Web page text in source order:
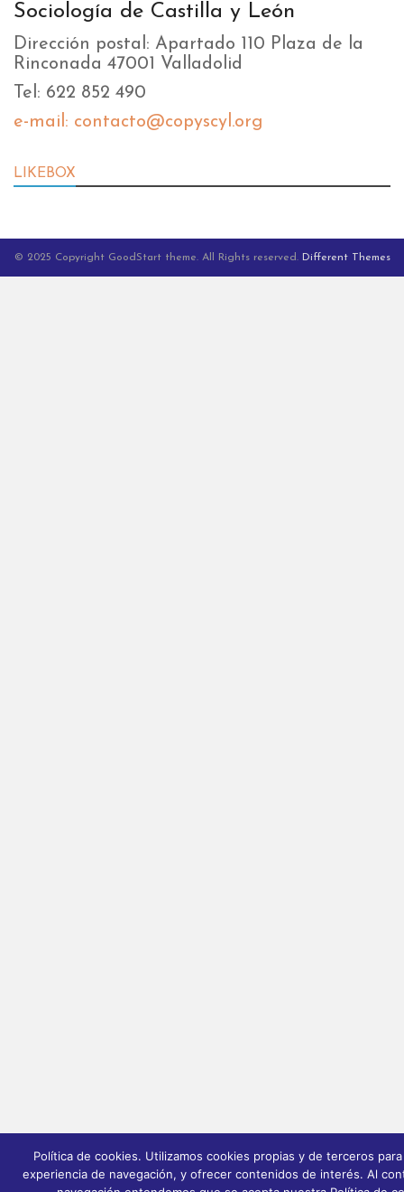
Sociología de Castilla y León
Dirección postal: Apartado 110 Plaza de la
Rinconada 47001 Valladolid
Tel: 622 852 490
e-mail: contacto@copyscyl.org
LIKEBOX
© 2025 Copyright GoodStart theme. All Rights reserved. Different Themes
Política de cookies. Utilizamos cookies propias y de terceros
experiencia de navegación, y ofrecer contenidos de interés. Al